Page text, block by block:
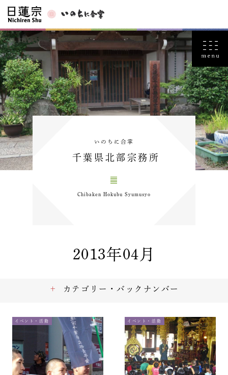
いのちに合掌
千葉県北部宗務所
Chibaken Hokubu Syumusyo
2013年04月
イベント・活動 イベント・活動
カテゴリー・バックナンバー